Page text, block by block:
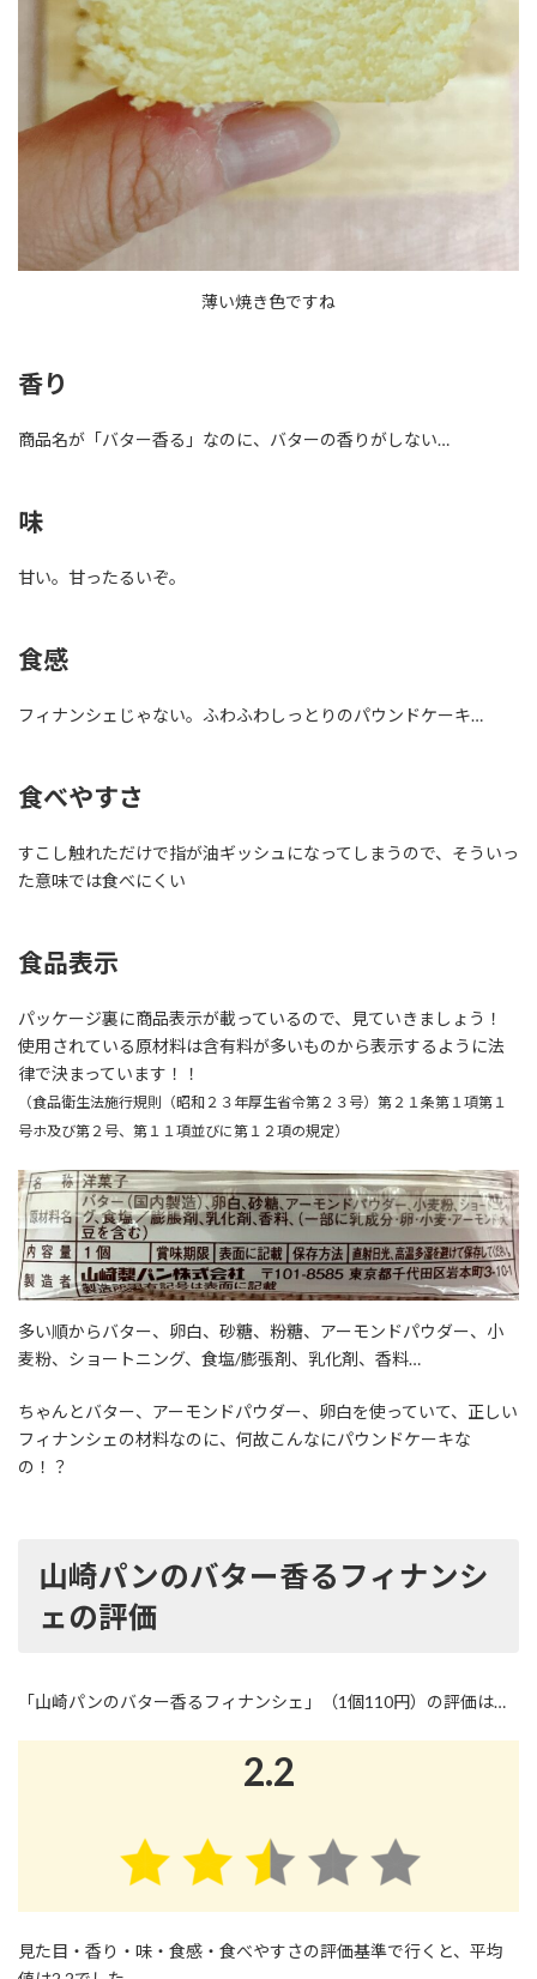
薄い焼き色ですね
香り
商品名が「バター香る」なのに、バターの香りがしない…
味
甘い。甘ったるいぞ。
食感
フィナンシェじゃない。ふわふわしっとりのパウンドケーキ…
食べやすさ
すこし触れただけで指が油ギッシュになってしまうので、そういっ
た意味では食べにくい
食品表示
パッケージ裏に商品表示が載っているので、見ていきましょう！
使用されている原材料は含有料が多いものから表示するように法
律で決まっています！！
（食品衛生法施行規則（昭和２３年厚生省令第２３号）第２１条第１項第１
号ホ及び第２号、第１１項並びに第１２項の規定）
多い順からバター、卵白、砂糖、粉糖、アーモンドパウダー、小
麦粉、ショートニング、食塩/膨張剤、乳化剤、香料…
ちゃんとバター、アーモンドパウダー、卵白を使っていて、正しい
フィナンシェの材料なのに、何故こんなにパウンドケーキな
の！？
山崎パンのバター香るフィナンシ
ェの評価
「山崎パンのバター香るフィナンシェ」（1個110円）の評価は…
2.2
見た目・香り・味・食感・食べやすさの評価基準で行くと、平均